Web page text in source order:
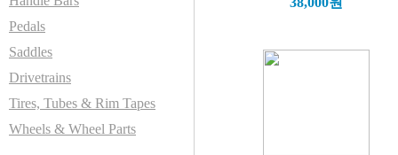
Pedals
Saddles
Drivetrains
Tires, Tubes & Rim Tapes
Wheels & Wheel Parts